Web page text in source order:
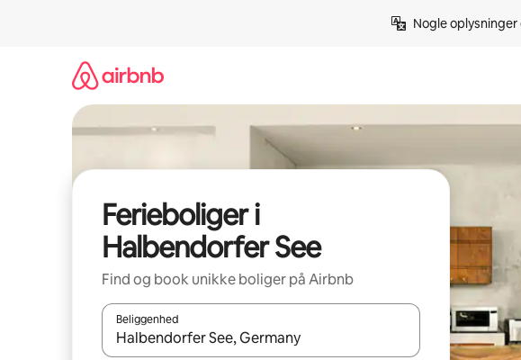
Nogle
Ferieboliger i
Halbendorfer See
Find og book unikke boliger på Airbnb
Beliggenhed
Når resultaterne er tilgængelige, skal du navigere med piletasterne